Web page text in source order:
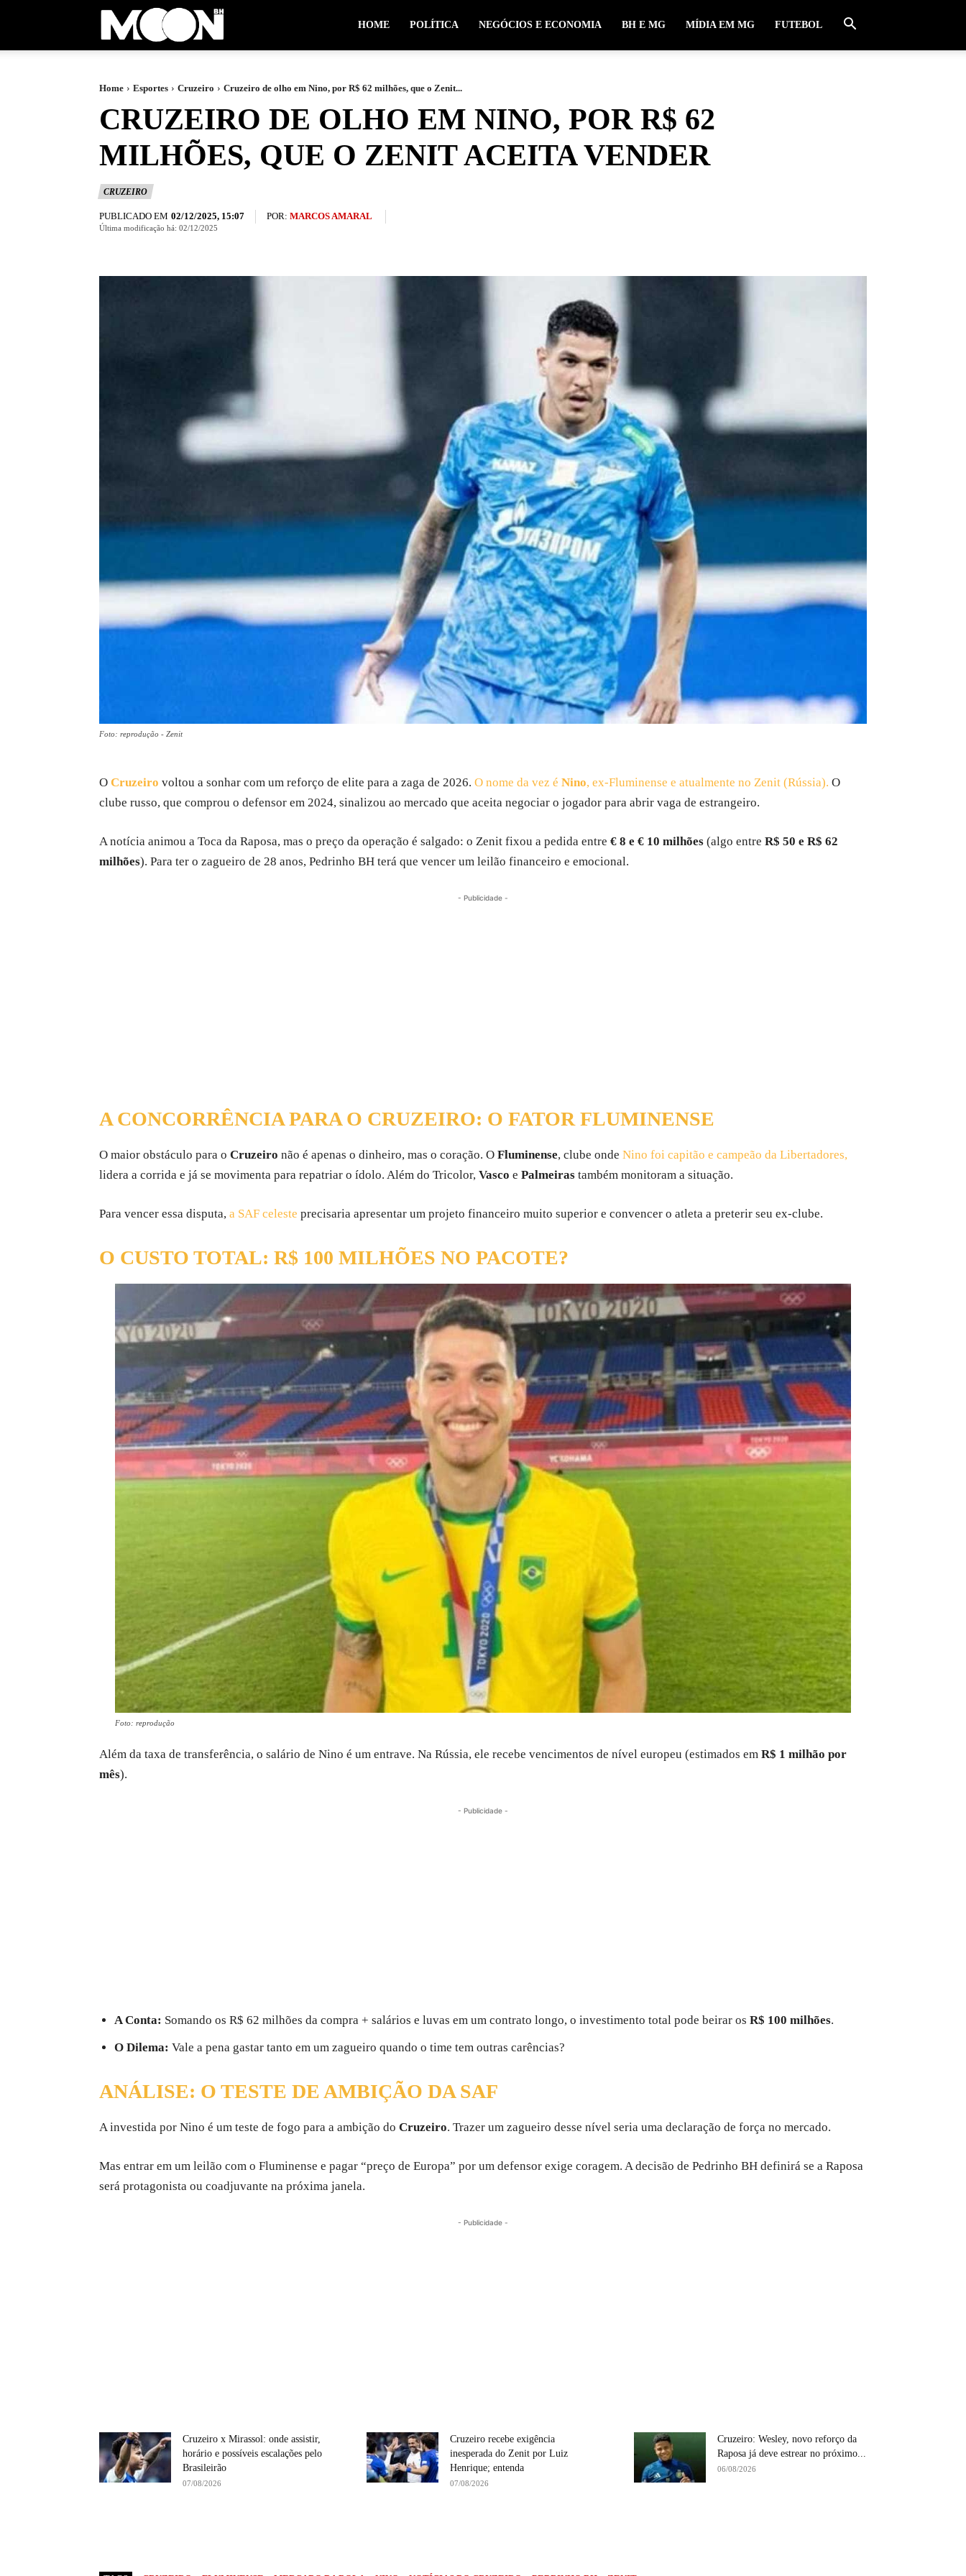
HOME POLÍTICA NEGÓCIOS E ECONOMIA BH E MG MÍDIA EM MG FUTEBOL
Home Esportes Cruzeiro Cruzeiro de olho em Nino, por R$ 62 milhões, que o Zenit...
CRUZEIRO DE OLHO EM NINO, POR R$ 62
MILHÕES, QUE O ZENIT ACEITA VENDER
CRUZEIRO
PUBLICADO EM 02/12/2025, 15:07 POR: MARCOS AMARAL
Última modificação há: 02/12/2025
Foto: reprodução - Zenit
O Cruzeiro voltou a sonhar com um reforço de elite para a zaga de 2026. O nome da vez é Nino, ex-Fluminense e atualmente no Zenit (Rússia). O
clube russo, que comprou o defensor em 2024, sinalizou ao mercado que aceita negociar o jogador para abrir vaga de estrangeiro.
A notícia animou a Toca da Raposa, mas o preço da operação é salgado: o Zenit fixou a pedida entre € 8 e € 10 milhões (algo entre R$ 50 e R$ 62
milhões). Para ter o zagueiro de 28 anos, Pedrinho BH terá que vencer um leilão financeiro e emocional.
- Publicidade -
A CONCORRÊNCIA PARA O CRUZEIRO: O FATOR FLUMINENSE
O maior obstáculo para o Cruzeiro não é apenas o dinheiro, mas o coração. O Fluminense, clube onde Nino foi capitão e campeão da Libertadores,
lidera a corrida e já se movimenta para repatriar o ídolo. Além do Tricolor, Vasco e Palmeiras também monitoram a situação.
Para vencer essa disputa, a SAF celeste precisaria apresentar um projeto financeiro muito superior e convencer o atleta a preterir seu ex-clube.
O CUSTO TOTAL: R$ 100 MILHÕES NO PACOTE?
Foto: reprodução
Além da taxa de transferência, o salário de Nino é um entrave. Na Rússia, ele recebe vencimentos de nível europeu (estimados em R$ 1 milhão por
mês).
- Publicidade -
A Conta: Somando os R$ 62 milhões da compra + salários e luvas em um contrato longo, o investimento total pode beirar os R$ 100 milhões.
O Dilema: Vale a pena gastar tanto em um zagueiro quando o time tem outras carências?
ANÁLISE: O TESTE DE AMBIÇÃO DA SAF
A investida por Nino é um teste de fogo para a ambição do Cruzeiro. Trazer um zagueiro desse nível seria uma declaração de força no mercado.
Mas entrar em um leilão com o Fluminense e pagar “preço de Europa” por um defensor exige coragem. A decisão de Pedrinho BH definirá se a Raposa
será protagonista ou coadjuvante na próxima janela.
- Publicidade -
Cruzeiro x Mirassol: onde assistir,
horário e possíveis escalações pelo
Brasileirão
07/08/2026
Cruzeiro recebe exigência
inesperada do Zenit por Luiz
Henrique; entenda
07/08/2026
Cruzeiro: Wesley, novo reforço da
Raposa já deve estrear no próximo...
06/08/2026